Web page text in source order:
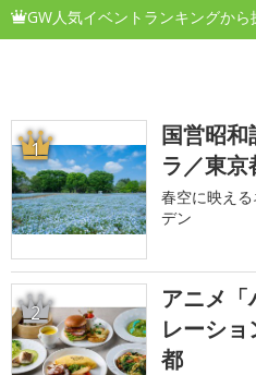
GW人気イベントランキングから
1
国営昭和
ラ／東京
春空に映え
デン
2
アニメ
レーシ
都